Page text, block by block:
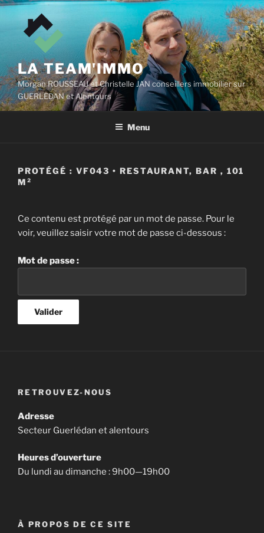
Aller
contenu
LA TEAM'IMMO
Morgan ROUSSEAU et Christelle JAN conseillers immobilier sur
GUERLEDAN et Alentours
Menu
PROTÉGÉ : VF043 • RESTAURANT, BAR , 101
M²
Ce contenu est protégé par un mot de passe. Pour le
voir, veuillez saisir votre mot de passe ci-dessous :
Mot de passe :
RETROUVEZ-NOUS
Adresse
Secteur Guerlédan et alentours
Heures d’ouverture
Du lundi au dimanche : 9h00—19h00
À PROPOS DE CE SITE